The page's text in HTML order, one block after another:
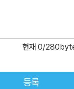
현재 0/
등록